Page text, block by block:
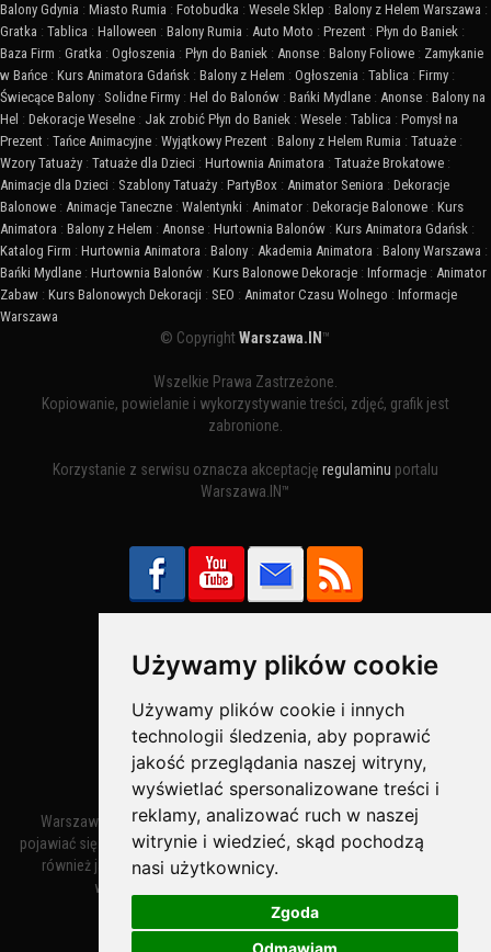
Używamy plików cookie
Używamy plików cookie i innych
technologii śledzenia, aby poprawić
jakość przeglądania naszej witryny,
wyświetlać spersonalizowane treści i
reklamy, analizować ruch w naszej
witrynie i wiedzieć, skąd pochodzą
nasi użytkownicy.
Zgoda
Odmawiam
Balony Gdynia : Miasto Rumia : Fotobudka : Wesele Sklep : Balony z Helem Warszawa :
Gratka : Tablica : Halloween : Balony Rumia : Auto Moto : Prezent : Płyn do Baniek :
Baza Firm : Gratka : Ogłoszenia : Płyn do Baniek : Anonse : Balony Foliowe : Zamykanie
w Bańce : Kurs Animatora Gdańsk : Balony z Helem : Ogłoszenia : Tablica : Firmy :
Świecące Balony : Solidne Firmy : Hel do Balonów : Bańki Mydlane : Anonse : Balony na
Hel : Dekoracje Weselne : Jak zrobić Płyn do Baniek : Wesele : Tablica : Pomysł na
Prezent : Tańce Animacyjne : Wyjątkowy Prezent : Balony z Helem Rumia : Tatuaże :
Wzory Tatuaży : Tatuaże dla Dzieci : Hurtownia Animatora : Tatuaże Brokatowe :
Animacje dla Dzieci : Szablony Tatuaży : PartyBox : Animator Seniora : Dekoracje
Balonowe : Animacje Taneczne : Walentynki : Animator : Dekoracje Balonowe : Kurs
Animatora : Balony z Helem : Anonse : Hurtownia Balonów : Kurs Animatora Gdańsk :
Katalog Firm : Hurtownia Animatora : Balony : Akademia Animatora : Balony Warszawa :
Bańki Mydlane : Hurtownia Balonów : Kurs Balonowe Dekoracje : Informacje : Animator
Zabaw : Kurs Balonowych Dekoracji : SEO : Animator Czasu Wolnego : Informacje
Warszawa
© CopyrightWarszawa.IN ™
Wszelkie Prawa Zastrzeżone.
Kopiowanie, powielanie i wykorzystywanie treści, zdjęć, grafik jest
zabronione.
Korzystanie z serwisu oznacza akceptację regulaminu portalu
Warszawa.IN™
Bezpieczne Płatności obsługuje:
Warszawa – miasto stołeczne Warszawa. Nazwa miasta zaczęła
pojawiać się w dokumentach w XIV wieku jako Warszewa, a od XV wieku
również jako Warszowa. Zmiana nazwy na Warszawa w XV wieku
wynikała z mazowieckiej wymowy dialektycznej.